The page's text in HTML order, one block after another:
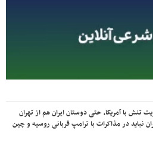
تنش با آمریکا، حتی دوستان ایران هم از تهران
نباید در مذاکرات با ترامپ قربانی روسیه و چین